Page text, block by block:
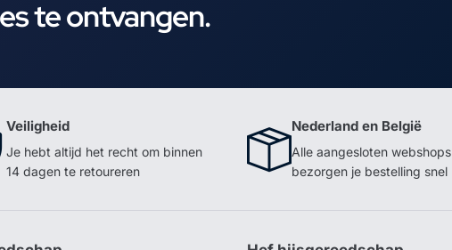
te ontvangen.
Veiligheid
Je hebt altijd het recht om binnen
14 dagen te retoureren
Nederland en België
Alle aangesloten webshops
bezorgen je bestelling snel